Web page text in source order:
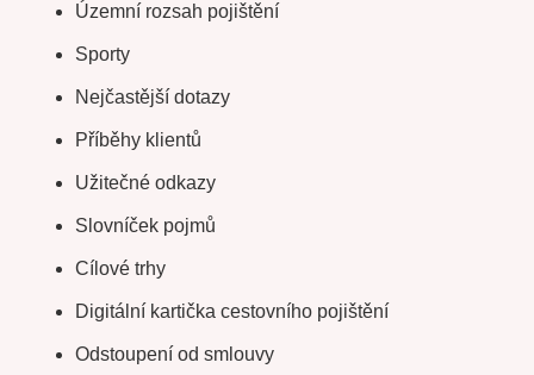
Územní rozsah pojištění
Sporty
Nejčastější dotazy
Příběhy klientů
Užitečné odkazy
Slovníček pojmů
Cílové trhy
Digitální kartička cestovního pojištění
Odstoupení od smlouvy